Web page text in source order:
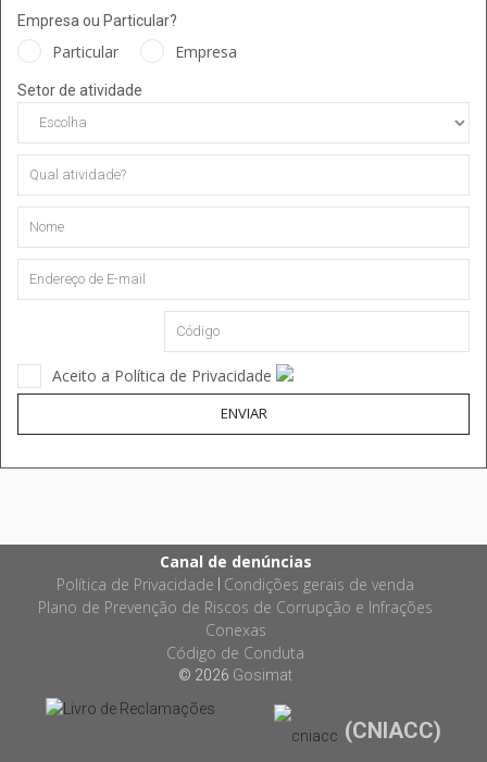
Empresa ou Particular?
Particular Empresa
Setor de atividade
Aceito a Política de Privacidade
ENVIAR
Canal de denúncias
Política de Privacidade Condições gerais de venda
Plano de Prevenção de Riscos de Corrupção e Infrações
Conexas
Código de Conduta
© 2026 Gosimat
(CNIACC)